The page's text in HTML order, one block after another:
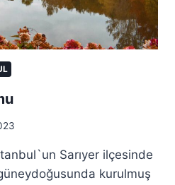
Sarıyer ilçesinde
kurulmuş